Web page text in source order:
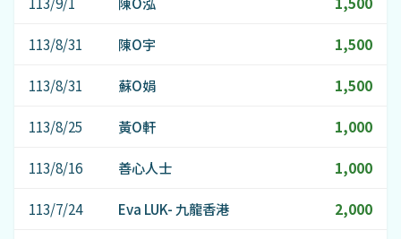
113/8/31 陳O宇 1,500
113/8/31 蘇O娟 1,500
113/8/25 黃O軒 1,000
113/8/16 善心人士 1,000
113/7/24 Eva LUK- 九龍香港 2,000